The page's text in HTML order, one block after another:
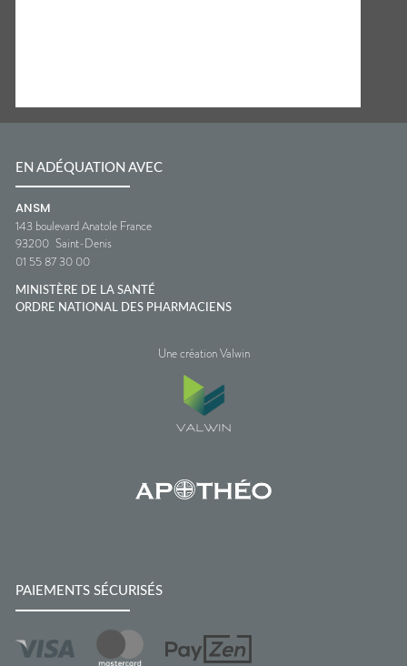
EN ADÉQUATION AVEC
ANSM
143 boulevard Anatole France
93200 Saint-Denis
01 55 87 30 00
MINISTÈRE DE LA SANTÉ
ORDRE NATIONAL DES PHARMACIENS
Une création Valwin
PAIEMENTS SÉCURISÉS